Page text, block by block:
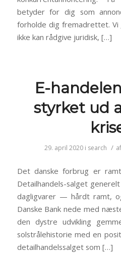
betyder for dig som
forholde dig fremadrettet.
ikke kan rådgive juridisk, […]
E-
styrket ud
29. april 2020 i search / af
Det danske forbrug er
Detailhandels-salget
dagligvarer — hårdt ramt,
Danske Bank nede med
den dystre udvikling
solstrålehistorie med en
detailhandelssalget som […]